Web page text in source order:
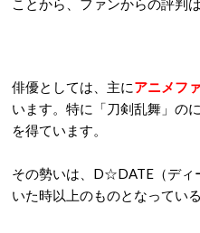
ことから、ファンからの評判
俳優としては、主にアニメフ
います。特に「刀剣乱舞」の
を得ています。
その勢いは、D☆DATE（ディ
いた時以上のものとなってい